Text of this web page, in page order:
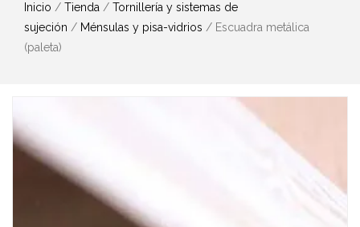
Inicio / Tienda / Tornillería y sistemas de
sujeción / Ménsulas y pisa-vidrios / Escuadra metálica
(paleta)